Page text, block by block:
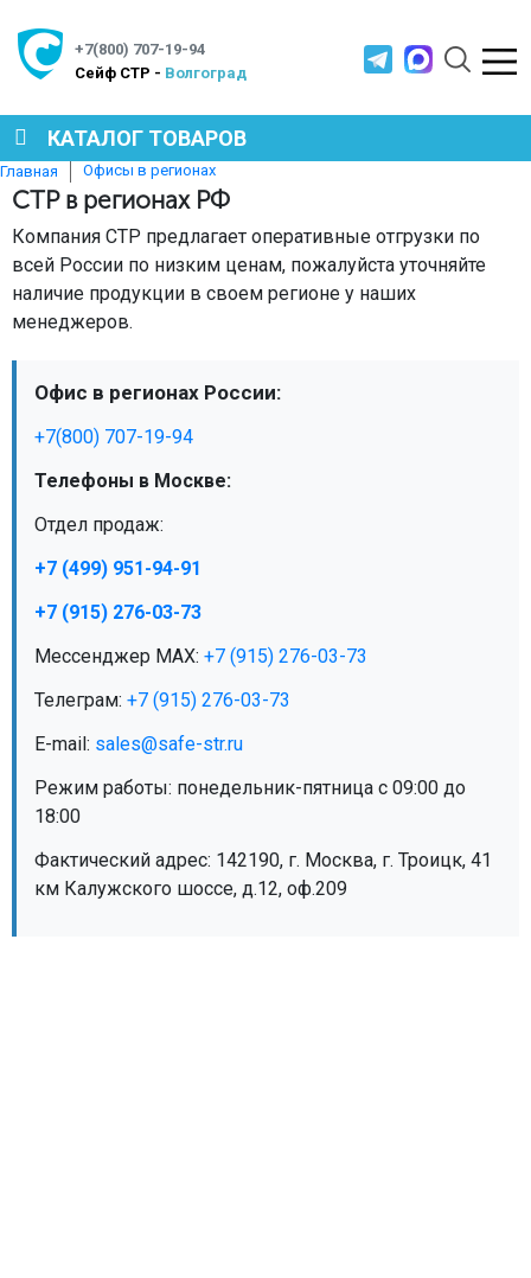
+7(800) 707-19-94
Cейф СТР - Волгоград
КАТАЛОГ ТОВАРОВ
СЕЙФЫ
МЕТАЛЛИЧЕСКАЯ МЕБЕЛЬ
МЕДИЦИНСКАЯ МЕБЕЛЬ
СИСТЕМЫ ХРАНЕНИЯ
ОФИСНАЯ МЕБЕЛЬ
МЕБЕЛЬ ДЛЯ ДОМА
МЕБЕЛЬ ДЛЯ СТОЛОВЫХ
Главная Офисы в регионах
СТР в регионах РФ
Компания СТР предлагает оперативные отгрузки по
всей России по низким ценам, пожалуйста уточняйте
наличие продукции в своем регионе у наших
менеджеров.
Офис в регионах России:
+7(800) 707-19-94
Телефоны в Москве:
Отдел продаж:
+7 (499) 951-94-91
+7 (915) 276-03-73
Мессенджер MAX: +7 (915) 276-03-73
Телеграм: +7 (915) 276-03-73
E-mail: sales@safe-str.ru
Режим работы: понедельник-пятница с 09:00 до
18:00
Фактический адрес: 142190, г. Москва, г. Троицк, 41
км Калужского шоссе, д.12, оф.209